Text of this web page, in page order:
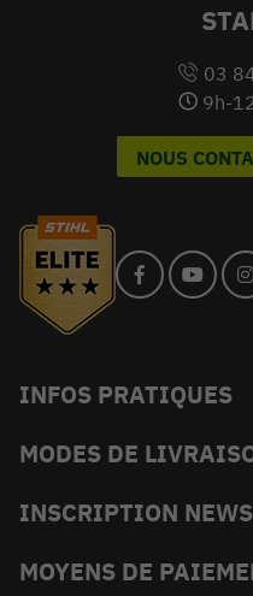
03
9h-
NOUS
INFOS PRATIQUES
Blog
L'équipe du King
Livraison
MODES DE
INSCRIPTION
Abonnez-vous et recevez
MOYENS DE